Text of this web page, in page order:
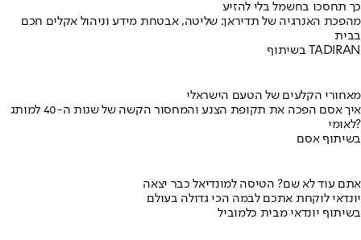
כך תחסכו בחשמל בלי להזיע
מהפכת האנרגיה של תדיראן: שליטה, אבטחת מידע וניהול אקלים חכם
בבית
בשיתוף TADIRAN
מאחורי הקלעים של הטעם הישראלי
איך אסם הפכה את תקופת הצנע והמחסור הקשה של שנות ה-40 למותג
לאומי?
בשיתוף אסם
אתם עוד לא שם? הטיסה למונדיאל כבר יצאה
יונדאי לוקחת אתכם לבמה הכי גדולה בעולם
בשיתוף יונדאי מבית כלמוביל